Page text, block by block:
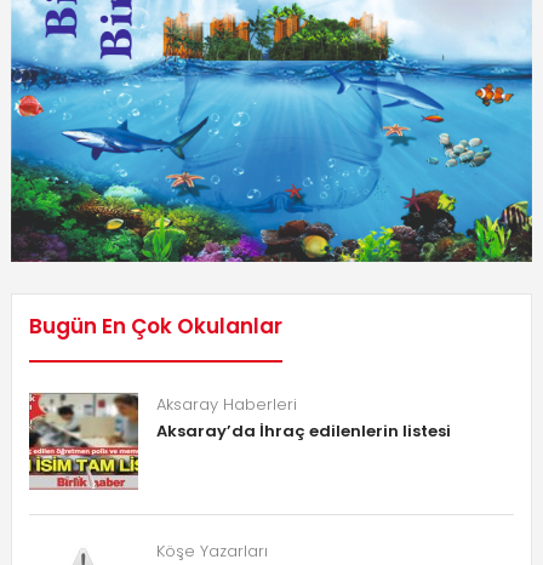
Bugün En Çok Okulanlar
Aksaray Haberleri
Aksaray’da İhraç edilenlerin listesi
Köşe Yazarları